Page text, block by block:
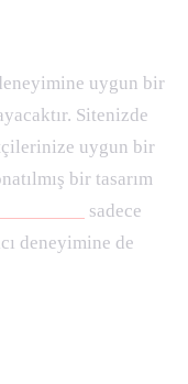
uygun bir
Sitenizde
uygun bir
bir tasarım
sadece
deneyimine de